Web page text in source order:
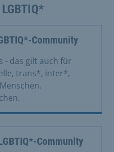
Community
- das gilt auch für
trans*, inter*,
Community